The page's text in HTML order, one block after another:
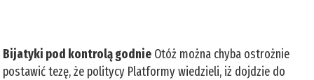
Bijatyki pod kontrolą godnie Otóż można chyba ostrożnie
postawić tezę, że politycy Platformy wiedzieli, iż dojdzie do